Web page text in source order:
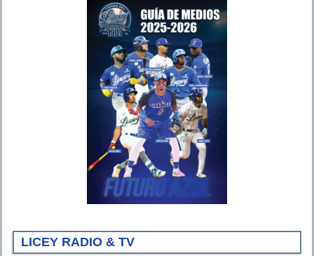
LICEY RADIO & TV